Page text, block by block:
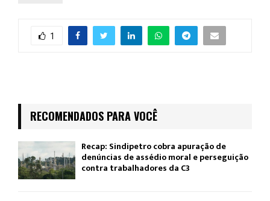
1
RECOMENDADOS PARA VOCÊ
Recap: Sindipetro cobra apuração de
denúncias de assédio moral e perseguição
contra trabalhadores da C3